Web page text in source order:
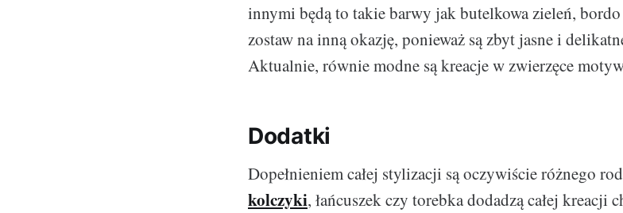
innymi będą to takie barwy jak butelkowa zieleń,
zostaw na inną okazję, ponieważ są zbyt jasne i
Aktualnie, równie modne są kreacje w zwierzęce
Dodatki
Dopełnieniem całej stylizacji są oczywiście różnego
kolczyki, łańcuszek czy torebka dodadzą całej kreacji